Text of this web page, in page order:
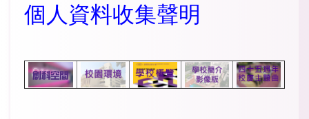
個人資料收集聲明